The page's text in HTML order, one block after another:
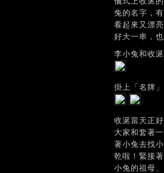
兔的名字，
看起來又漂
好大一串，
李小兔和收
掛上「名牌
收涎當天正
大家和套著
著小兔去找
乾啦！緊接
小兔的祖母